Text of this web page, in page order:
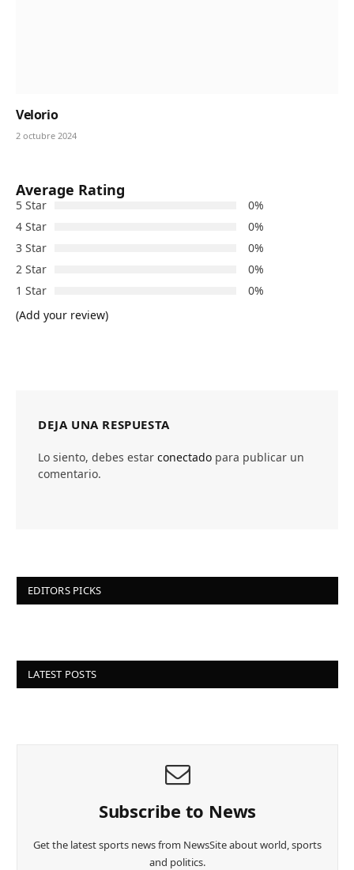
Velorio
2 octubre 2024
Average Rating
5 Star
0%
4 Star
0%
3 Star
0%
2 Star
0%
1 Star
0%
(Add your review)
DEJA UNA RESPUESTA
Lo siento, debes estar conectado para publicar un
comentario.
EDITORS PICKS
LATEST POSTS
Subscribe to News
Get the latest sports news from NewsSite about world, sports
and politics.